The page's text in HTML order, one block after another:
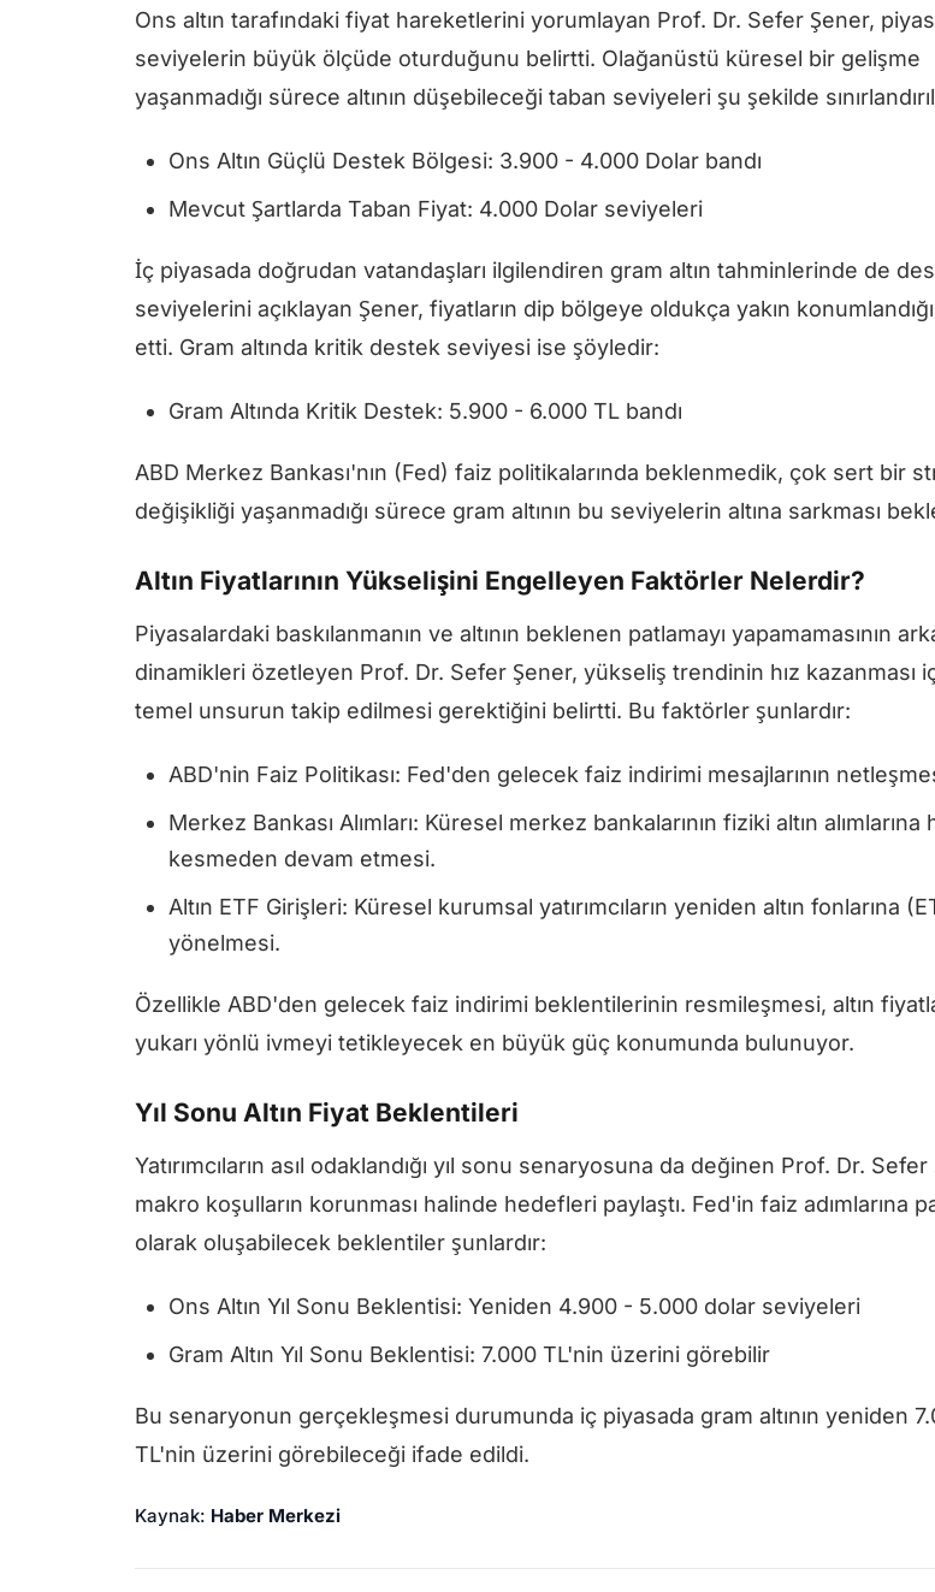
Ons altın tarafındaki fiyat hareketlerini yorumlayan Prof. Dr. Sefer Şener,
seviyelerin büyük ölçüde oturduğunu belirtti. Olağanüstü küresel bir gelişme
yaşanmadığı sürece altının düşebileceği taban seviyeleri şu şekilde
Ons Altın Güçlü Destek Bölgesi: 3.900 - 4.000 Dolar bandı
Mevcut Şartlarda Taban Fiyat: 4.000 Dolar seviyeleri
İç piyasada doğrudan vatandaşları ilgilendiren gram altın tahminlerinde de
seviyelerini açıklayan Şener, fiyatların dip bölgeye oldukça yakın
etti. Gram altında kritik destek seviyesi ise şöyledir:
Gram Altında Kritik Destek: 5.900 - 6.000 TL bandı
ABD Merkez Bankası'nın (Fed) faiz politikalarında beklenmedik, çok sert bir
değişikliği yaşanmadığı sürece gram altının bu seviyelerin altına sarkması
Altın Fiyatlarının Yükselişini Engelleyen Faktörler Nelerdir?
Piyasalardaki baskılanmanın ve altının beklenen patlamayı yapamamasının
dinamikleri özetleyen Prof. Dr. Sefer Şener, yükseliş trendinin hız kazanması
temel unsurun takip edilmesi gerektiğini belirtti. Bu faktörler şunlardır:
ABD'nin Faiz Politikası: Fed'den gelecek faiz indirimi mesajlarının
Merkez Bankası Alımları: Küresel merkez bankalarının fiziki altın alımlarına
kesmeden devam etmesi.
Altın ETF Girişleri: Küresel kurumsal yatırımcıların yeniden altın fonlarına
yönelmesi.
Özellikle ABD'den gelecek faiz indirimi beklentilerinin resmileşmesi, altın
yukarı yönlü ivmeyi tetikleyecek en büyük güç konumunda bulunuyor.
Yıl Sonu Altın Fiyat Beklentileri
Yatırımcıların asıl odaklandığı yıl sonu senaryosuna da değinen Prof. Dr. Sefer
makro koşulların korunması halinde hedefleri paylaştı. Fed'in faiz adımlarına
olarak oluşabilecek beklentiler şunlardır:
Ons Altın Yıl Sonu Beklentisi: Yeniden 4.900 - 5.000 dolar seviyeleri
Gram Altın Yıl Sonu Beklentisi: 7.000 TL'nin üzerini görebilir
Bu senaryonun gerçekleşmesi durumunda iç piyasada gram altının yeniden
TL'nin üzerini görebileceği ifade edildi.
Kaynak: Haber Merkezi